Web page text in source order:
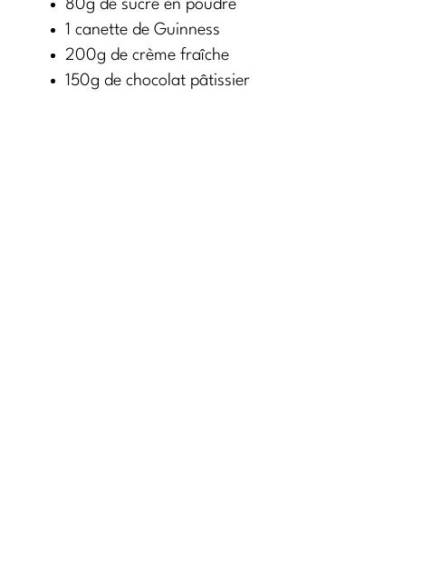
80g de sucre en poudre
1 canette de Guinness
200g de crème fraîche
150g de chocolat pâtissier